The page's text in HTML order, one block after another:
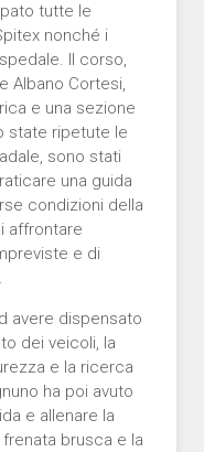
tutte le
nonché i
Il corso,
Albano Cortesi,
e una sezione
state ripetute le
sono stati
una guida
condizioni della
affrontare
e di
avere dispensato
dei veicoli, la
e la ricerca
ha poi avuto
e allenare la
brusca e la